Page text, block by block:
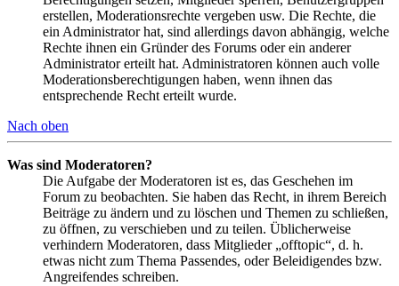
erstellen, Moderationsrechte vergeben usw. Die Rechte, die
ein Administrator hat, sind allerdings davon abhängig, welche
Rechte ihnen ein Gründer des Forums oder ein anderer
Administrator erteilt hat. Administratoren können auch volle
Moderationsberechtigungen haben, wenn ihnen das
entsprechende Recht erteilt wurde.
Nach oben
Was sind Moderatoren?
Die Aufgabe der Moderatoren ist es, das Geschehen im
Forum zu beobachten. Sie haben das Recht, in ihrem Bereich
Beiträge zu ändern und zu löschen und Themen zu schließen,
zu öffnen, zu verschieben und zu teilen. Üblicherweise
verhindern Moderatoren, dass Mitglieder „offtopic“, d. h.
etwas nicht zum Thema Passendes, oder Beleidigendes bzw.
Angreifendes schreiben.